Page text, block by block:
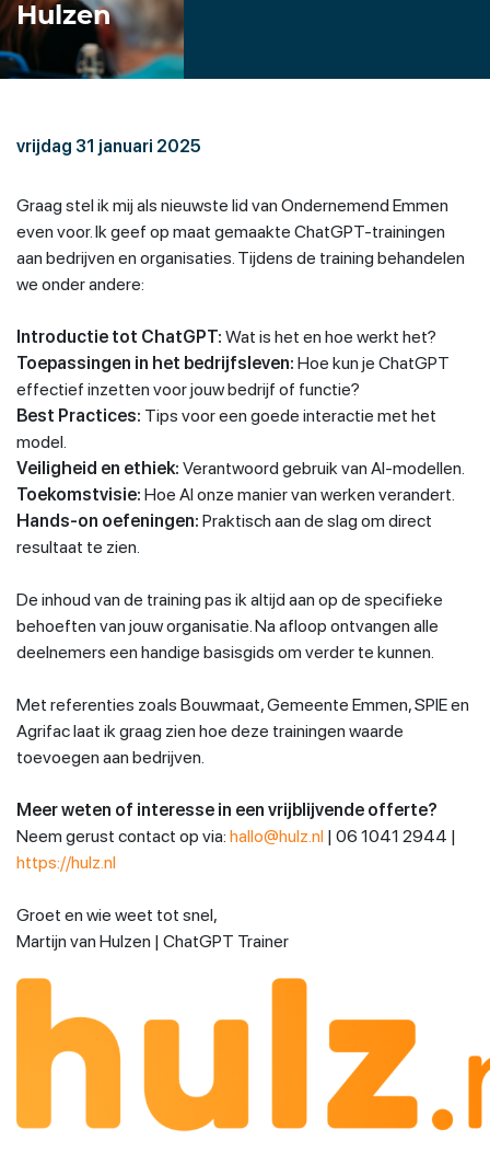
Hulzen
vrijdag 31 januari 2025
Graag stel ik mij als nieuwste lid van Ondernemend Emmen
even voor. Ik geef op maat gemaakte ChatGPT-trainingen
aan bedrijven en organisaties. Tijdens de training behandelen
we onder andere:
Introductie tot ChatGPT: Wat is het en hoe werkt het?
Toepassingen in het bedrijfsleven: Hoe kun je ChatGPT
effectief inzetten voor jouw bedrijf of functie?
Best Practices: Tips voor een goede interactie met het
model.
Veiligheid en ethiek: Verantwoord gebruik van AI-modellen.
Toekomstvisie: Hoe AI onze manier van werken verandert.
Hands-on oefeningen: Praktisch aan de slag om direct
resultaat te zien.
De inhoud van de training pas ik altijd aan op de specifieke
behoeften van jouw organisatie. Na afloop ontvangen alle
deelnemers een handige basisgids om verder te kunnen.
Met referenties zoals Bouwmaat, Gemeente Emmen, SPIE en
Agrifac laat ik graag zien hoe deze trainingen waarde
toevoegen aan bedrijven.
Meer weten of interesse in een vrijblijvende offerte?
Neem gerust contact op via: hallo@hulz.nl | 06 1041 2944 |
https://hulz.nl
Groet en wie weet tot snel,
Martijn van Hulzen | ChatGPT Trainer